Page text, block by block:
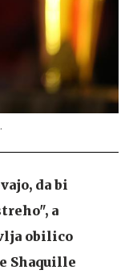
da bi
a
obilico
Shaquille